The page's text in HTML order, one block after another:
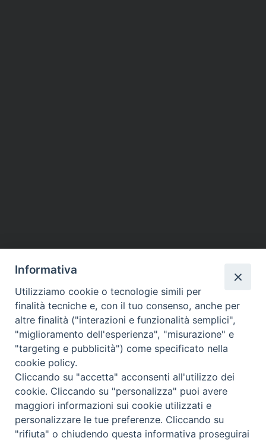
Questo contenuto non è disponibile per via delle
tuepreferenzesui cookie
Arcidiocesi Sorrento-Castellammare di Stabia
Informativa
Utilizziamo cookie o tecnologie simili per
finalità tecniche e, con il tuo consenso, anche per
altre finalità ("interazioni e funzionalità semplici",
"miglioramento dell'esperienza", "misurazione" e
"targeting e pubblicità") come specificato nella
cookie policy.
Cliccando su "accetta" acconsenti all'utilizzo dei
cookie. Cliccando su "personalizza" puoi avere
maggiori informazioni sui cookie utilizzati e
personalizzare le tue preferenze. Cliccando su
"rifiuta" o chiudendo questa informativa proseguirai